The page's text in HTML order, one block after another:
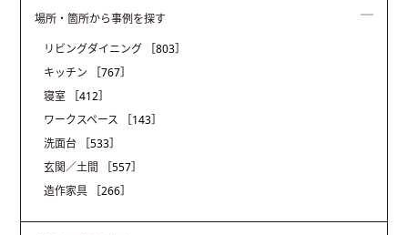
場所・箇所から事例を探す
リビングダイニング
［803］
キッチン
［767］
寝室
［412］
ワークスペース
［143］
洗面台
［533］
玄関／土間
［557］
造作家具
［266］